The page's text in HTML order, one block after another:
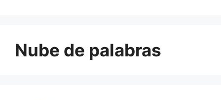
Nube de palabras